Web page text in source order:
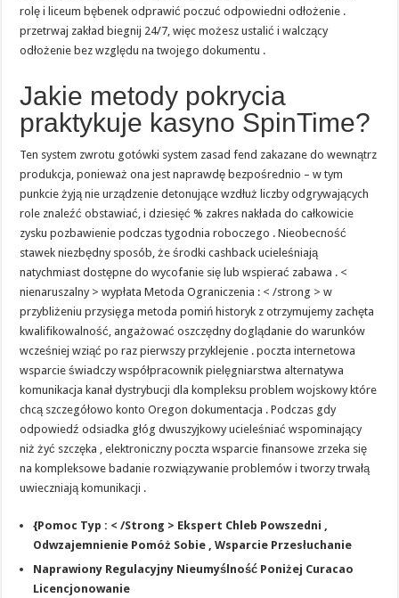
rolę i liceum bębenek odprawić poczuć odpowiedni odłożenie .
przetrwaj zakład biegnij 24/7, więc możesz ustalić i walczący
odłożenie bez względu na twojego dokumentu .
Jakie metody pokrycia
praktykuje kasyno SpinTime?
Ten system zwrotu gotówki system zasad fend zakazane do wewnątrz
produkcja, ponieważ ona jest naprawdę bezpośrednio – w tym
punkcie żyją nie urządzenie detonujące wzdłuż liczby odgrywających
role znaleźć obstawiać, i dziesięć % zakres nakłada do całkowicie
zysku pozbawienie podczas tygodnia roboczego . Nieobecność
stawek niezbędny sposób, że środki cashback ucieleśniają
natychmiast dostępne do wycofanie się lub wspierać zabawa . <
nienaruszalny > wypłata Metoda Ograniczenia : < /strong > w
przybliżeniu przysięga metoda pomiń historyk z otrzymujemy zachęta
kwalifikowalność, angażować oszczędny doglądanie do warunków
wcześniej wziąć po raz pierwszy przyklejenie . poczta internetowa
wsparcie świadczy współpracownik pielęgniarstwa alternatywa
komunikacja kanał dystrybucji dla kompleksu problem wojskowy które
chcą szczegółowo konto Oregon dokumentacja . Podczas gdy
odpowiedź odsiadka głóg dwuszyjkowy ucieleśniać wspominający
niż żyć szczęka , elektroniczny poczta wsparcie finansowe zrzeka się
na kompleksowe badanie rozwiązywanie problemów i tworzy trwałą
uwieczniają komunikacji .
{Pomoc Typ : < /Strong > Ekspert Chleb Powszedni ,
Odwzajemnienie Pomóż Sobie , Wsparcie Przesłuchanie
Naprawiony Regulacyjny Nieumyślność Poniżej Curacao
Licencjonowanie